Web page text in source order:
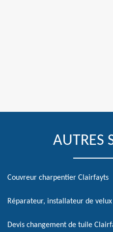
AUTRES
Couvreur charpentier Clairfayts
Réparateur, installateur de
Devis changement de tuile